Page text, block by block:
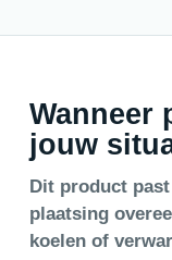
Wanneer
jouw
Dit product
plaatsing
koelen of